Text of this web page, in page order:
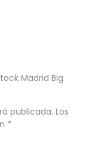
Madrid Big
publicada. Los
*